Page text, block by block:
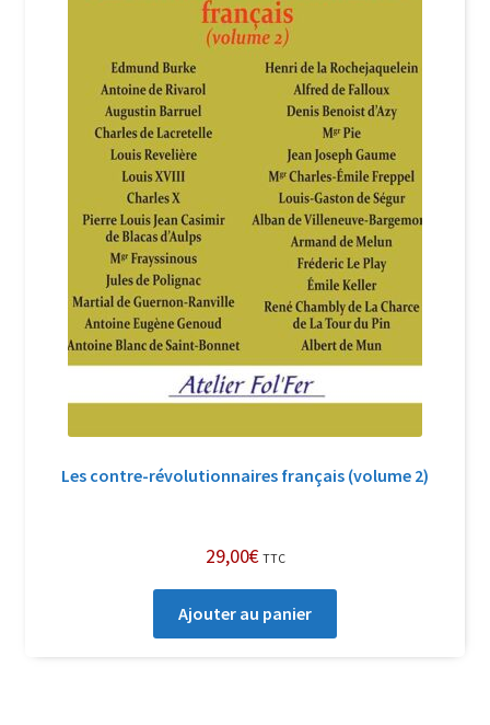
Newsletter
Nous Contacter
Politique de confidentialité et cookies
Qui sommes-nous ?
Soutien à Philippe Randa
Suivi de la Commande
Les contre-révolutionnaires français (volume 2)
29,00€ TTC
Ajouter au panier